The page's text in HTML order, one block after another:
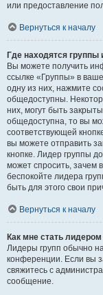
или предоставление
Вернуться к началу
Где находятся группы
Вы можете получить
ссылке «Группы» в
одну из них, нажмите
общедоступны.
них, могут быть
общедоступна, то вы
соответствующей
вы можете отправить
кнопке. Лидер группы
может спросить, зачем
беспокойте лидера
быть для этого свои
Вернуться к началу
Как мне стать
Лидеры групп обычно
конференции. Если вы
свяжитесь с
сообщение.